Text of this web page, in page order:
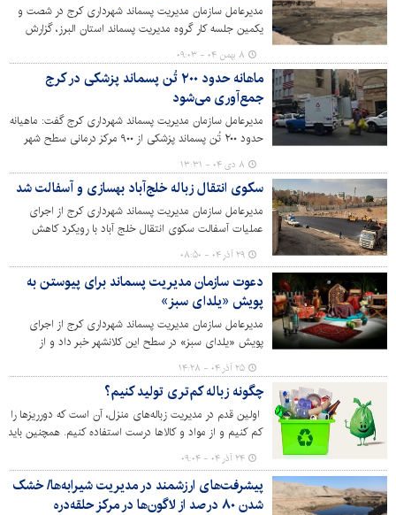
مدیرعامل سازمان مدیریت پسماند شهرداری کرج در شصت و
یکمین جلسه کار گروه مدیریت پسماند استان البرز، گزارش
جامعی از مدیریت پسماندهای عادی، عفونی و نخاله‌های
ساختمانی ارائه داد و گفت: مدیریت شهری توانست در سال
جاری حدود ۸۰ درصد از شیرابه‌های مرکز دفن زباله حلقه‌دره را
امحا کند.
۸ بهمن ۰۴ - ۰۹:۰۳
ماهانه حدود ۲۰۰ تُن پسماند پزشکی در کرج
جمع‌آوری می‌شود
مدیرعامل سازمان مدیریت پسماند شهرداری کرج گفت: ماهیانه
حدود ۲۰۰ تُن پسماند پزشکی از ۹۰۰ مرکز درمانی سطح شهر
کرج جمع‌آوری می‌شود.
۸ دی ۰۴ - ۱۳:۳۱
سکوی انتقال زباله خلج‌آباد بهسازی و آسفالت شد
مدیرعامل سازمان مدیریت پسماند شهرداری کرج از اجرای
عملیات آسفالت سکوی انتقال خلج آباد با رویکرد کاهش
مخاطرات زیست محیطی خبر داد.
۲۹ آذر ۰۴ - ۰۸:۵۰
دعوت سازمان مدیریت پسماند برای پیوستن به
پویش «یلدای سبز»
مدیرعامل سازمان مدیریت پسماند شهرداری کرج از اجرای
پویش «یلدای سبز» در سطح این کلانشهر خبر داد و از
شهروندان دعوت کرد به این پویش بپیوندند.
۲۵ آذر ۰۴ - ۱۴:۲۸
چگونه زباله کم‌تری تولید کنیم؟
اولین قدم در مدیریت زباله‌های منزل، آن است که دورریزها را
کم کنیم و از مواد و کالاها درست استفاده کنیم. همچنین باید
راه‌های استفاده مجدد را یاد بگیریم و در نهایت زباله‌های منزل
را تفکیک کنیم.
۲۴ آذر ۰۴ - ۰۹:۰۴
پیشرفت‌های ارزشمند در مدیریت شیرابه‌ها/ خشک
شدن ۸۰ درصد از لاگون‌ها در مرکز حلقه‌دره